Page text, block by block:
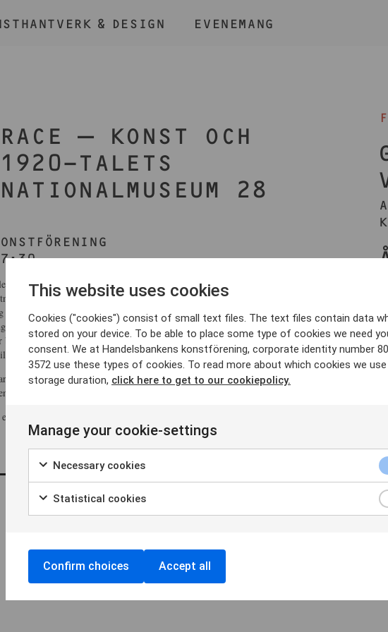
& DESIGN EVENEMANG
– KONST OCH
TALETS
28
Världskrig och pandemi var över. Kreugerkraschen hade ännu inte
decennium. Den uppsluppna feststämningen blandades med
Medborgarna ställde nya krav på frigörelse och rättigheter.
ställdes mot ny teknik och internationell modernism. Vardagsnära
mot postkubistisk modernism och industriell massproduktion.
och design, som film, fotokonst och dans.
av en ny pandemi, sammanfattar Nationalmuseum epoken i en storartad
via en parad av konst, konsthantverk, design, mode, fotografi och film.
This website uses cookies
Cookies ("cookies") consist of small text files. The text files contain data
stored on your device. To be able to place some type of cookies we need
consent. We at Handelsbankens konstförening, corporate identity number
3572 use these types of cookies. To read more about which cookies we use
storage duration, click here to get to our cookiepolicy.
Manage your cookie-settings
Necessary cookies
Statistical cookies
Confirm choices Accept all